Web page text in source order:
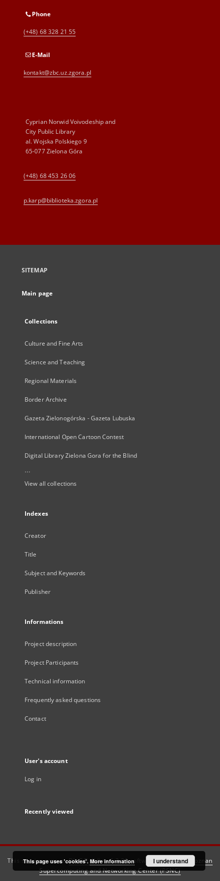
Phone
(+48) 68 328 21 55
E-Mail
kontakt@zbc.uz.zgora.pl
Cyprian Norwid Voivodeship and
City Public Library
al. Wojska Polskiego 9
65-077 Zielona Góra
(+48) 68 453 26 06
p.karp@biblioteka.zgora.pl
SITEMAP
Main page
Collections
Culture and Fine Arts
Science and Teaching
Regional Materials
Border Archive
Gazeta Zielonogórska - Gazeta Lubuska
International Open Cartoon Contest
Digital Library Zielona Gora for the Blind
...
View all collections
Indexes
Creator
Title
Subject and Keywords
Publisher
Informations
Project description
Project Participants
Technical information
Frequently asked questions
Contact
User's account
Log in
Recently viewed
This service runs onDInGO dLibra 6.3.21software created by
Poznan
Supercomputing and Networking Center (PSNC)
This page uses 'cookies'. More information I understand